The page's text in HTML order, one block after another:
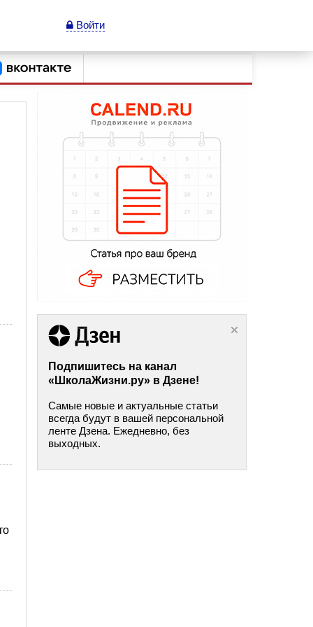
Войти
Подпишитесь на канал
«ШколаЖизни.ру» в Дзене!
Самые новые и актуальные статьи
всегда будут в вашей персональной
ленте Дзена. Ежедневно, без
выходных.